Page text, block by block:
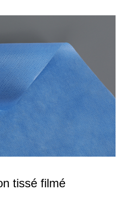
tissé filmé